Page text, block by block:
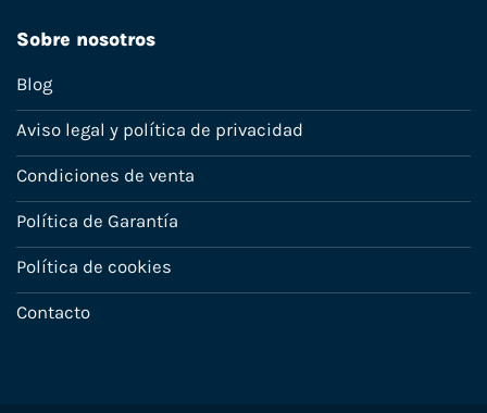
Sobre nosotros
Blog
Aviso legal y política de privacidad
Condiciones de venta
Política de Garantía
Política de cookies
Contacto